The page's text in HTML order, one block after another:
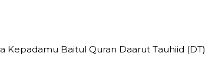
Kepadamu Baitul Quran Daarut Tauhiid